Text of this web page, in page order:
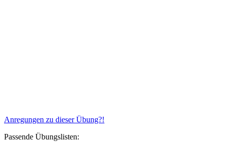
Anregungen zu dieser Übung?!
Passende Übungslisten: